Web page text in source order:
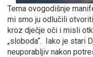
Tema ovogodišnje
mi smo ju odlučili
kroz dječje oči i misli
„sloboda“. Iako je stari
neuporabljiv nakon